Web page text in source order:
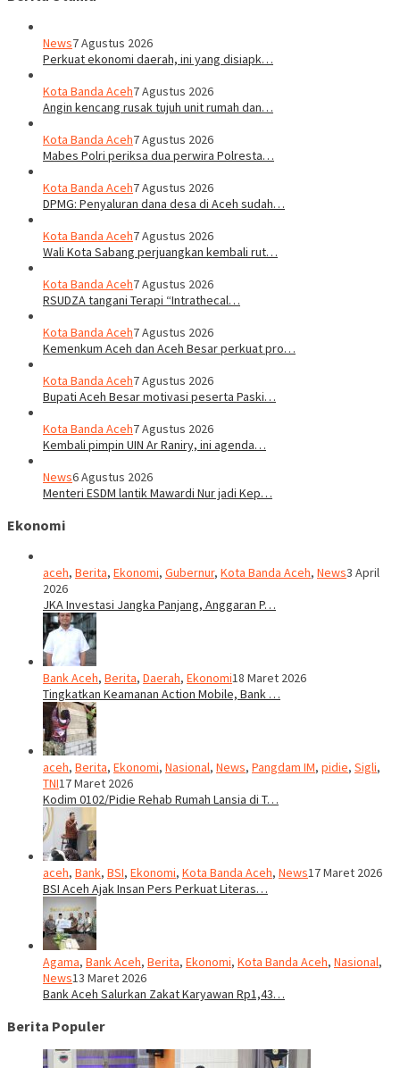
News7 Agustus 2026
Perkuat ekonomi daerah, ini yang disiapk…
Kota Banda Aceh7 Agustus 2026
Angin kencang rusak tujuh unit rumah dan…
Kota Banda Aceh7 Agustus 2026
Mabes Polri periksa dua perwira Polresta…
Kota Banda Aceh7 Agustus 2026
DPMG: Penyaluran dana desa di Aceh sudah…
Kota Banda Aceh7 Agustus 2026
Wali Kota Sabang perjuangkan kembali rut…
Kota Banda Aceh7 Agustus 2026
RSUDZA tangani Terapi “Intrathecal…
Kota Banda Aceh7 Agustus 2026
Kemenkum Aceh dan Aceh Besar perkuat pro…
Kota Banda Aceh7 Agustus 2026
Bupati Aceh Besar motivasi peserta Paski…
Kota Banda Aceh7 Agustus 2026
Kembali pimpin UIN Ar Raniry, ini agenda…
News6 Agustus 2026
Menteri ESDM lantik Mawardi Nur jadi Kep…
Ekonomi
aceh, Berita, Ekonomi, Gubernur, Kota Banda Aceh, News3 April
2026
JKA Investasi Jangka Panjang, Anggaran P…
Bank Aceh, Berita, Daerah, Ekonomi18 Maret 2026
Tingkatkan Keamanan Action Mobile, Bank …
aceh, Berita, Ekonomi, Nasional, News, Pangdam IM, pidie, Sigli,
TNI17 Maret 2026
Kodim 0102/Pidie Rehab Rumah Lansia di T…
aceh, Bank, BSI, Ekonomi, Kota Banda Aceh, News17 Maret 2026
BSI Aceh Ajak Insan Pers Perkuat Literas…
Agama, Bank Aceh, Berita, Ekonomi, Kota Banda Aceh, Nasional,
News13 Maret 2026
Bank Aceh Salurkan Zakat Karyawan Rp1,43…
Berita Populer